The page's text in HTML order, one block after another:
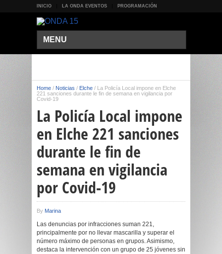
INICIO LA ONDA EVENTOS PROGRAMACIÓN
MENU
Home / Noticias / Elche / La Policía Local impone en Elche
221 sanciones durante le fin de semana en vigilancia por
Covid-19
La Policía Local impone
en Elche 221 sanciones
durante le fin de
semana en vigilancia
por Covid-19
By Marina
Las denuncias por infracciones suman 221,
principalmente por no llevar mascarilla y superar el
número máximo de personas en grupos. Asimismo,
destaca la intervención con un grupo de 25 jóvenes sin